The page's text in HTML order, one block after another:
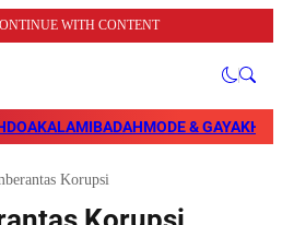
WITH CONTENT
DOAKALAMIBADAHMODE & GAYA
Korupsi